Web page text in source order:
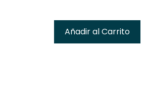
Añadir al Carrito